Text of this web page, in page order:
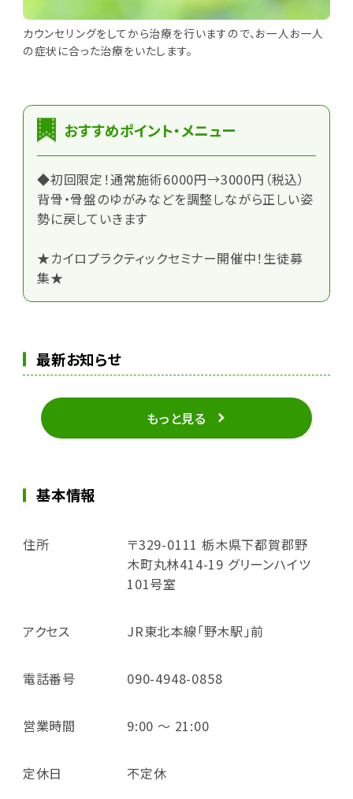
カウンセリングをしてから治療を行いますので、お一人お一人
の症状に合った治療をいたします。
おすすめポイント・メニュー
◆初回限定！通常施術6000円→3000円（税込）
背骨・骨盤のゆがみなどを調整しながら正しい姿
勢に戻していきます
★カイロプラクティックセミナー開催中！生徒募
集★
最新お知らせ
もっと見る
基本情報
住所
〒329-0111 栃木県下都賀郡野
木町丸林414-19 グリーンハイツ
101号室
アクセス JR東北本線「野木駅」前
電話番号 090-4948-0858
営業時間 9:00 ～ 21:00
定休日 不定休